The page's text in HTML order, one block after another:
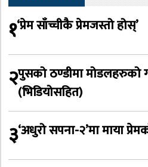
१‘प्रेम साँच्चीकै प्रेमजस्तो होस्’
२पुसको ठण्डीमा मोडलहरुको
(भिडियोसहित)
३‘अधुरो सपना-२’मा माया